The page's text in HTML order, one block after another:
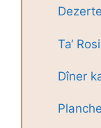
Ta‘
Dîner